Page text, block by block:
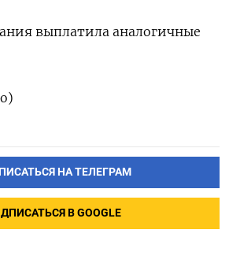
выплатила аналогичные
НА ТЕЛЕГРАМ
В GOOGLE